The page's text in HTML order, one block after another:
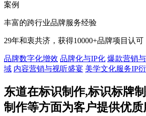
案例
丰富的跨行业品牌服务经验
29年和衷共济，获得10000+品牌项目认可
品牌数字化增效 品牌化与IP化 爆款营销
域 内容营销与视听盛宴 美学文化服务IP
东道在标识制作,标识标牌
制作等方面为客户提供优质